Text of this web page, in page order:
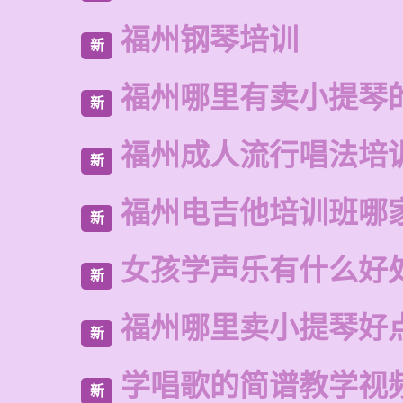
新 福州钢琴培训
新 福州哪里有卖小提琴
新 福州成人流行唱法培
新 福州电吉他培训班哪
新 女孩学声乐有什么好
新 福州哪里卖小提琴好
新 学唱歌的简谱教学视